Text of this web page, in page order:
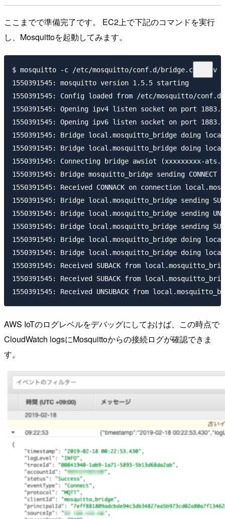
ここまでで準備完了です。 EC2上で下記のコマンドを実行
し、Mosquittoを起動してみます。
$ mosquitto -c /etc/mosquitto/conf.d/bridge.conf -v
1550391545: mosquitto version 1.5.5 starting
1550391545: Config loaded from /etc/mosquitto/
1550391545: Opening ipv4 listen socket on port 1883.
1550391545: Opening ipv6 listen socket on port 1883.
1550391545: Bridge local.mosquitto_bridge doing local
1550391545: Bridge local.mosquitto_bridge doing
1550391545: Connecting bridge awsiot (xxxxxxxxx-
1550391545: Bridge mosquitto_bridge sending CONNECT
1550391545: Received CONNACK on connection
1550391545: Bridge local.mosquitto_bridge sending
1550391545: Bridge local.mosquitto_bridge sending
1550391545: Bridge local.mosquitto_bridge sending
1550391545: Bridge local.mosquitto_bridge doing local
1550391545: Bridge local.mosquitto_bridge doing
1550391545: Received SUBACK from
1550391545: Received SUBACK from
AWS IoTのログレベルをデバッグにしておけば、この時点で
CloudWatch logsにMosquittoからの接続ログが確認できま
す。